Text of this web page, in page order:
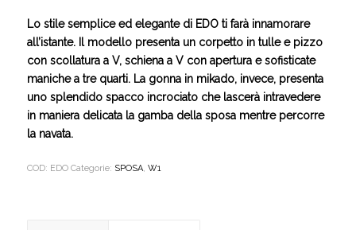
Lo stile semplice ed elegante di EDO ti farà innamorare
all’istante. Il modello presenta un corpetto in tulle e pizzo
con scollatura a V, schiena a V con apertura e sofisticate
maniche a tre quarti. La gonna in mikado, invece, presenta
uno splendido spacco incrociato che lascerà intravedere
in maniera delicata la gamba della sposa mentre percorre
la navata.
COD: EDO Categorie: SPOSA, W1